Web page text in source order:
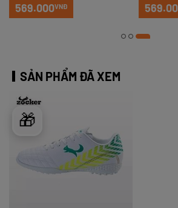
🎁
569.000VNĐ
SẢN PHẨM ĐÃ XEM